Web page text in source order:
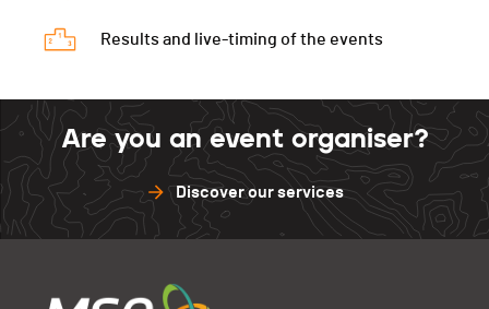
Results and live-timing of the events
Are you an event organiser?
Discover our services